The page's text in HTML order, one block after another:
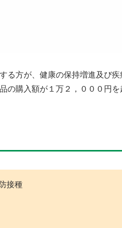
る方が、健康の保持増進及び
の購入額が１万２，０００円
接種